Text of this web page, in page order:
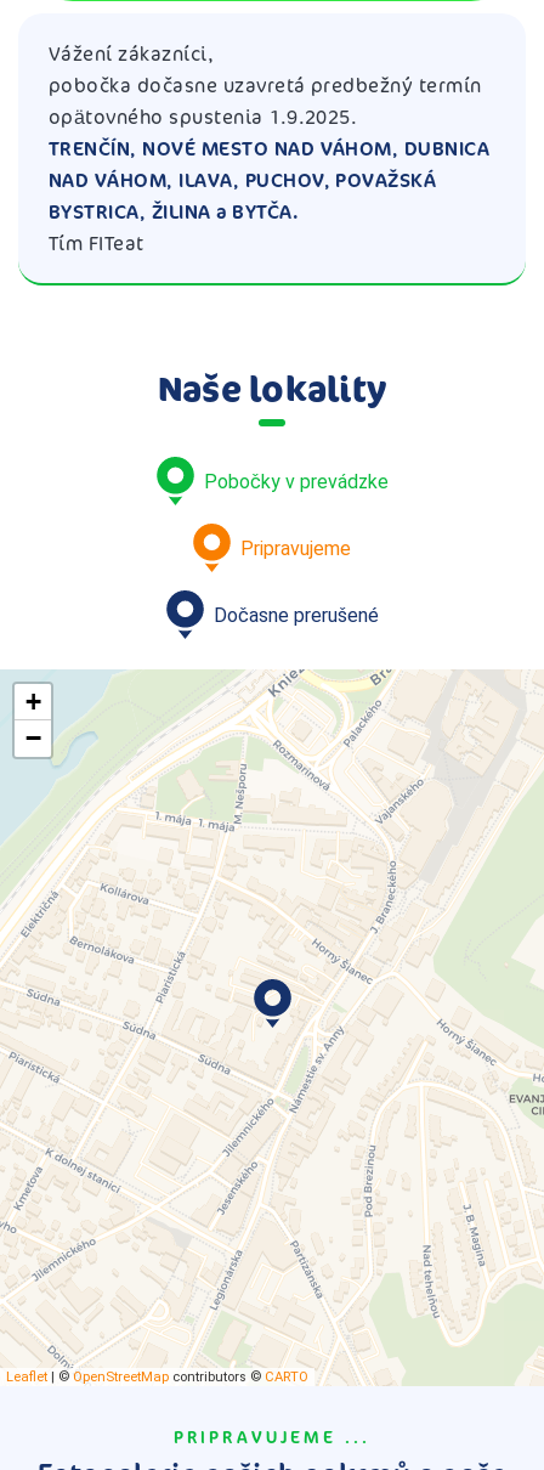
Vážení zákazníci,
pobočka dočasne uzavretá predbežný termín
opätovného spustenia 1.9.2025.
TRENČÍN, NOVÉ MESTO NAD VÁHOM, DUBNICA
NAD VÁHOM, ILAVA, PUCHOV, POVAŽSKÁ
BYSTRICA, ŽILINA a BYTČA.
Tím FITeat
Naše lokality
Pobočky v prevádzke
Pripravujeme
Dočasne prerušené
+
−
Leaflet | © OpenStreetMap contributors © CARTO
PRIPRAVUJEME ...